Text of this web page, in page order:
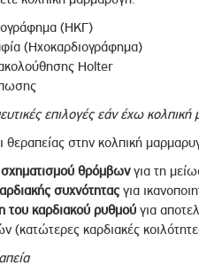
(ΗΚΓ)
(Ηχοκαρδιογράφημα)
Holter
επιλογές εάν έχω
θεραπείας στην κολπική
θρόμβωνγια τη
συχνότηταςγια
του καρδιακού ρυθμούγια
(κατώτερες καρδιακές